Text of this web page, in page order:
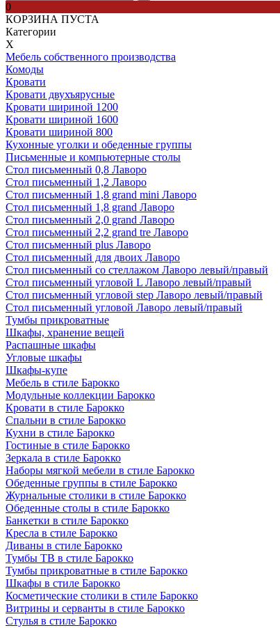
0
КОРЗИНА ПУСТА
Категории
Х
Мебель собственного производства
Комоды
Кровати
Кровати двухъярусные
Кровати шириной 1200
Кровати шириной 1600
Кровати шириной 800
Кухонные уголки и обеденные группы
Письменные и компьютерные столы
Стол письменный 0,8 Лаворо
Стол письменный 1,2 Лаворо
Стол письменный 1,8 grand mini Лаворо
Стол письменный 1,8 grand Лаворо
Стол письменный 2,0 grand Лаворо
Стол письменный 2,2 grand tre Лаворо
Стол письменный plus Лаворо
Стол письменный для двоих Лаворо
Стол письменный со стеллажом Лаворо левый/правый
Стол письменный угловой L Лаворо левый/правый
Стол письменный угловой step Лаворо левый/правый
Стол письменный угловой Лаворо левый/правый
Тумбы прикроватные
Шкафы, хранение вещей
Распашные шкафы
Угловые шкафы
Шкафы-купе
Мебель в стиле Барокко
Модульные коллекции Барокко
Кровати в стиле Барокко
Спальни в стиле Барокко
Кухни в стиле Барокко
Гостиные в стиле Барокко
Зеркала в стиле Барокко
Наборы мягкой мебели в стиле Барокко
Обеденные группы в стиле Барокко
Журнальные столики в стиле Барокко
Обеденные столы в стиле Барокко
Банкетки в стиле Барокко
Кресла в стиле Барокко
Диваны в стиле Барокко
Тумбы ТВ в стиле Барокко
Тумбы прикроватные в стиле Барокко
Шкафы в стиле Барокко
Косметические столики в стиле Барокко
Витрины и серванты в стиле Барокко
Стулья в стиле Барокко